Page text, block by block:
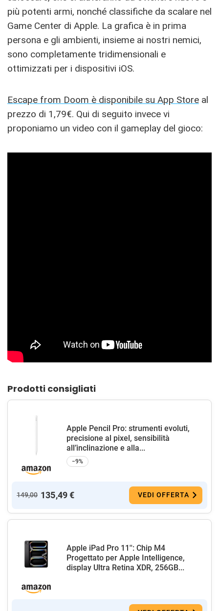
più potenti armi, nonché classifiche da scalare nel
Game Center di Apple. La grafica è in prima
persona e gli ambienti, insieme ai nostri nemici,
sono completamente tridimensionali e
ottimizzati per i dispositivi iOS.
Escape from Doom è disponibile su App Store al
prezzo di 1,79€. Qui di seguito invece vi
proponiamo un video con il gameplay del gioco:
Prodotti consigliati
Apple Pencil Pro: strumenti evoluti,
precisione al pixel, sensibilità
all’inclinazione e alla...
−9%
149,00 135,49 € VEDI OFFERTA
Apple iPad Pro 11'': Chip M4
Progettato per Apple Intelligence,
display Ultra Retina XDR, 256GB...